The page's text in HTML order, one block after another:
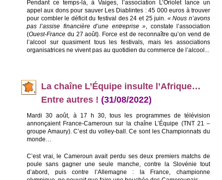
Pendant ce temps-là, à Vaiges, l’association L’Oriolet lance un
appel aux dons pour sauver Les Diablintes : 45 000 euros à trouver
pour combler le déficit du festival des 24 et 25 juin. « Nous n’avons
pas l’assise financière d’une entreprise », constate l’association
(Ouest-Francedu 27 août). Force est de reconnaître qu’on vend de
l’alcool sur quasiment tous les festivals, mais les associations
organisatrices ne vivent pas au quotidien du commerce de l’alcool...
La chaîne L’Équipe insulte l’Afrique…
Entre autres ! (31/08/2022)
Mardi 30 août, à 17 h 30, tous les programmes de télévision
annonçaient France-Cameroun sur la chaîne L’Équipe (TNT 21 –
groupe Amaury). C’est du volley-ball. Ce sont les Championnats du
monde…
C’est vrai, le Cameroun avait perdu ses deux premiers matchs de
poule sans gagner une seule manche, contre la Slovénie tout
d’abord, puis contre l’Allemagne : la France, championne